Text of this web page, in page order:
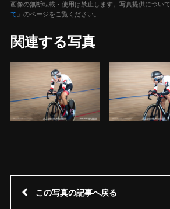
画像の無断転載・使用は禁止します。写真提供につい
て 』のページをご覧ください。
関連する写真
この写真の記事へ戻る